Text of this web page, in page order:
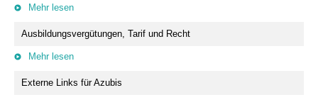
Mehr lesen
Ausbildungsvergütungen, Tarif und Recht
Mehr lesen
Externe Links für Azubis